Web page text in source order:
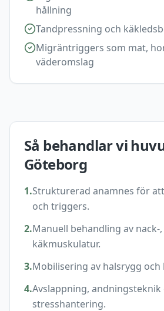
hållning
Tandpressning och
Migräntriggers som mat,
väderomslag
Så behandlar vi
Göteborg
1.Strukturerad anamnes för
och triggers.
2.Manuell behandling av nack-
käkmuskulatur.
3.Mobilisering av halsrygg och
4.Avslappning, andningsteknik
stresshantering.